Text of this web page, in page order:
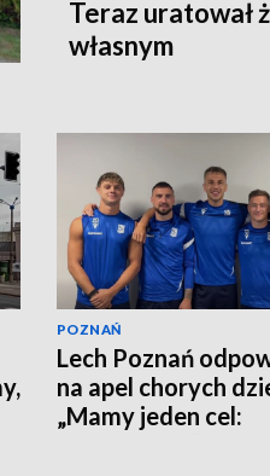
Teraz uratował
własnym
POZNAŃ
Lech Poznań
na apel chorych
„Mamy jeden cel: